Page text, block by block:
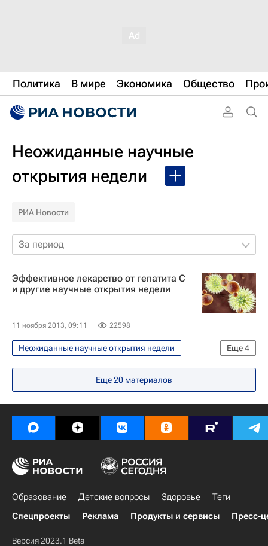
Политика В мире Экономика Общество
Неожиданные научные
открытия недели
РИА Новости
За период
Эффективное лекарство от гепатита С
и другие научные открытия недели
11 ноября 2013, 09:11 22598
Еще4
Неожиданные научные открытия недели
Открытия - РИА Наука
Наука
Здоровье
Еще20 материалов
Образование Детские вопросы Здоровье
Теги
Спецпроекты
Реклама Продукты и сервисы Пресс-
Версия 2023.1 Beta